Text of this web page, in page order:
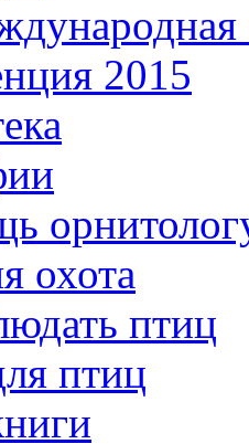
2015
охота
птиц
птиц